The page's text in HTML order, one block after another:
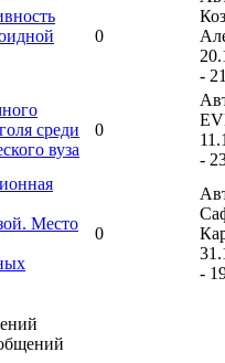
0
-
среди
вуза
0
-
Место
0
-